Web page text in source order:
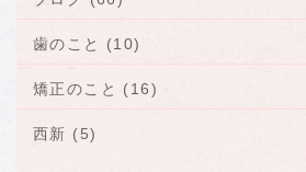
歯のこと (10)
矯正のこと (16)
西新 (5)